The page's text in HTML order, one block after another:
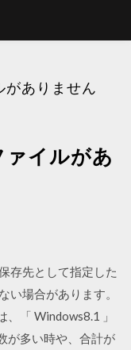
がありません
イルがあ
存先として指定した
い場合があります。
「 Windows8.1 」
が多い時や、合計が